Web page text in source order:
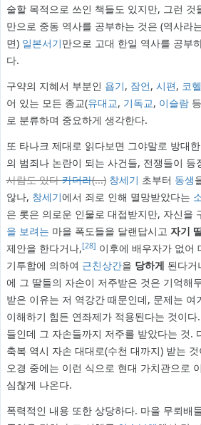
술할 목적으로 쓰인 책들도 있지만, 그런 것
만으로 중동 역사를 공부하는 것은 (역사라
면) 일본서기만으로 고대 한일 역사를 공부
다.
구약의 지혜서 부분인 욥기, 잠언, 시편, 코
어 있는 모든 종교(유대교, 기독교, 이슬람등
로 분류하며 중요하게 생각한다.
또 타나크 제대로 읽다보면 그야말로 방대
의 범죄나 논란이 되는 사건들, 전쟁들이
사람도 있다카더라(...) 창세기 초부터 동생
않나, 창세기에서 죄로 인해 멸망받았다는
은 롯은 의로운 인물로 대접받지만, 자신을
을 보려는 마을 폭도들을 달랜답시고 자기
제안을 한다거나,[28] 이후에 배우자가 없어
기투합에 의하여 근친상간을 당하게 된다거
에 그 딸들의 자손이 저주받은 것은 기억해
받은 이유는 저 역강간 때문인데, 문제는 여
이해하기 힘든 연좌제가 적용된다는 것이
들인데 그 자손들까지 저주를 받았다는 것.
축복 역시 자손 대대로(수천 대까지) 받는
오경 중에는 이런 식으로 현대 가치관으로
심찮게 나온다.
폭력적인 내용 또한 상당하다. 마을 무뢰배